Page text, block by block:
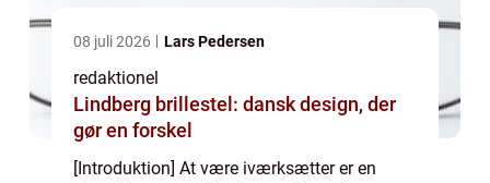
08 juli 2026 Lars Pedersen
redaktionel
Lindberg brillestel: dansk design, der
gør en forskel
[Introduktion] At være iværksætter er en